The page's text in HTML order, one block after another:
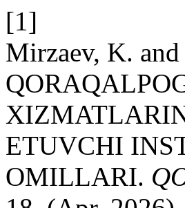
[1]
Mirzaev, K.
ETUVCHI
OMILLARI.